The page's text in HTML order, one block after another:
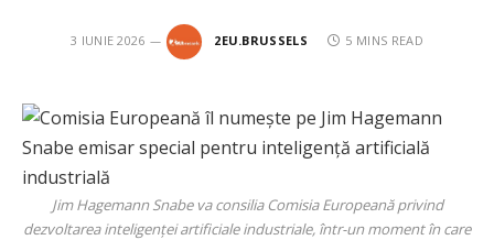
3 IUNIE 2026 2EU.BRUSSELS 5 MINS READ
Jim Hagemann Snabe va consilia Comisia Europeană privind
dezvoltarea inteligenței artificiale industriale, într-un moment în care